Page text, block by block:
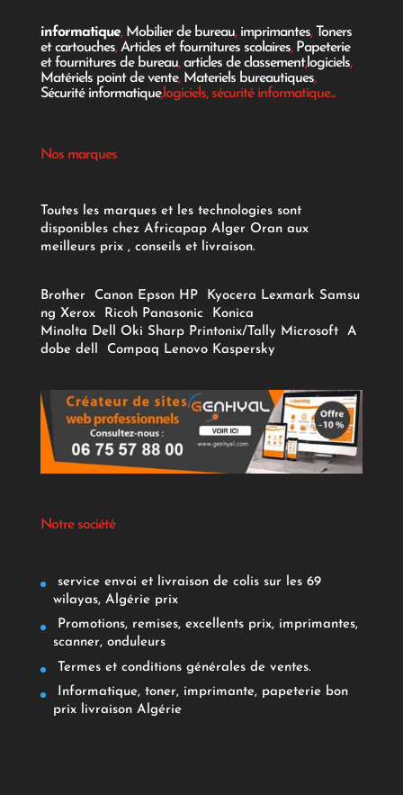
informatique, Mobilier de bureau, imprimantes, Toners
et cartouches,Articles et fournitures scolaires, Papeterie
et fournitures de bureau,articles de classement,logiciels,
Matériels point de vente, Materiels bureautiques,
Sécurité informatique,logiciels, sécurité informatique...
Nos marques
Toutes les marques et les technologies sont
disponibles chez Africapap Alger Oran aux
meilleurs prix , conseils et livraison.
Brother Canon Epson HP Kyocera Lexmark Samsu
ng Xerox Ricoh Panasonic
Konica
Minolta Dell Oki Sharp Printonix/Tally Microsoft
A
dobe dell Compaq Lenovo Kaspersky
Notre société
service envoi et livraison de colis sur les 69
wilayas, Algérie prix
Promotions, remises, excellents prix, imprimantes,
scanner, onduleurs
Termes et conditions générales de ventes.
Informatique, toner, imprimante, papeterie bon
prix livraison Algérie